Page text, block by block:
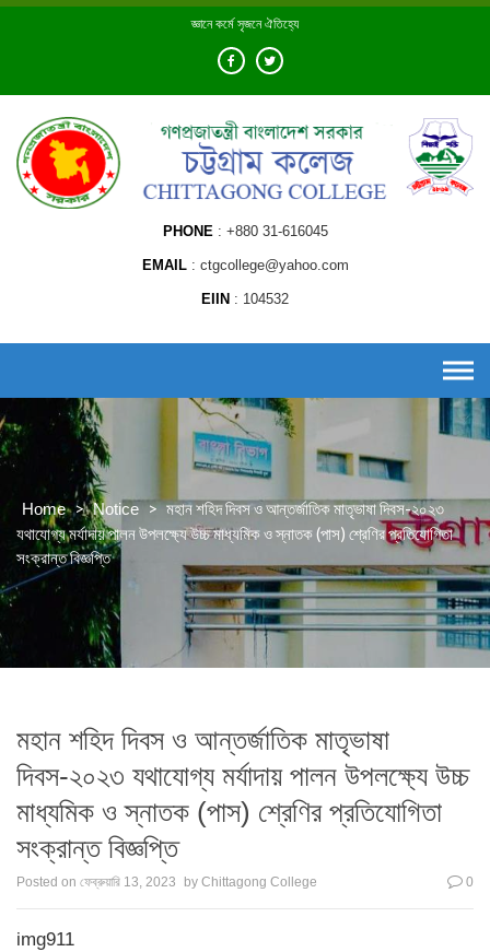
Skip
জ্ঞানে কর্মে সৃজনে ঐতিহ্যে
PHONE +880 31-616045
EMAIL ctgcollege@yahoo.com
EIIN 104532
Home > Notice > মহান শহিদ দিবস ও আন্তর্জাতিক মাতৃভাষা দিবস-২০২৩
যথাযোগ্য মর্যাদায় পালন উপলক্ষ্যে উচ্চ মাধ্যমিক ও স্নাতক (পাস) শ্রেণির প্রতিযোগিতা
সংক্রান্ত বিজ্ঞপ্তি
মহান শহিদ দিবস ও আন্তর্জাতিক মাতৃভাষা
দিবস-২০২৩ যথাযোগ্য মর্যাদায় পালন উপলক্ষ্যে উচ্চ
মাধ্যমিক ও স্নাতক (পাস) শ্রেণির প্রতিযোগিতা
সংক্রান্ত বিজ্ঞপ্তি
Posted on ফেব্রুয়ারি 13, 2023 by Chittagong College 0
img911